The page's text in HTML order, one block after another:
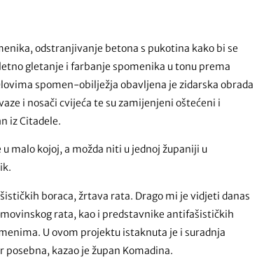
odstranjivanje betona s pukotina kako bi se
gletanje i farbanje spomenika u tonu prema
spomen-obilježja obavljena je zidarska obrada
i nosači cvijeća te su zamijenjeni oštećeni i
iz Citadele.
malo kojoj, a možda niti u jednoj županiji u
boraca, žrtava rata. Drago mi je vidjeti danas
rata, kao i predstavnike antifašističkih
U ovom projektu istaknuta je i suradnja
kazao je župan Komadina.